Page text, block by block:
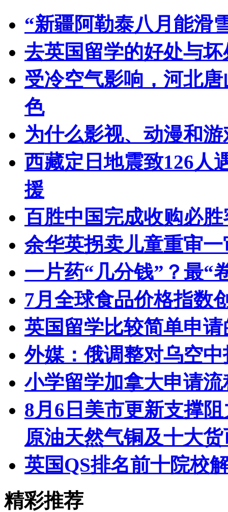
“新疆阿勒泰八月能滑
去英国留学的好处与
受冷空气影响，河北
色
为什么影视、动漫和
西藏定日地震致126人
援
百胜中国完成收购必
余华英拐卖儿童重审
一片药“几分钱”？最“
7月全球食品价格指数
英国留学比较简单申
外媒：俄调整对乌空
小学留学加拿大申请
8月6日美市更新支撑
原油天然气铜及十大
英国QS排名前十院校
精彩推荐